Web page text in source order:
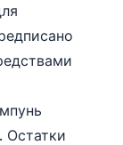
Остатки